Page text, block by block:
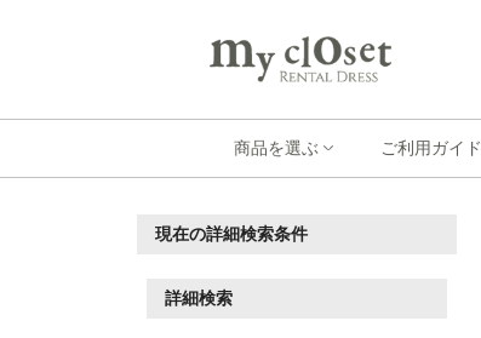
商品を選ぶ ご利用ガイド
現在の詳細検索条件
詳細検索